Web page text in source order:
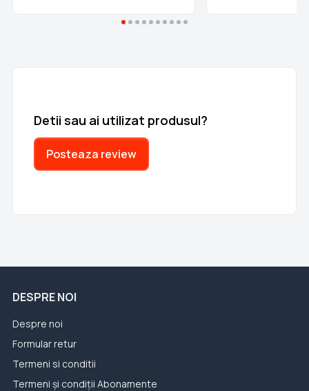
Detii sau ai utilizat produsul?
Posteaza review
DESPRE NOI
Despre noi
Formular retur
Termeni si conditii
Termeni și condiții Abonamente